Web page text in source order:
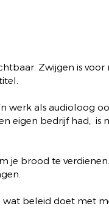
Zwijgen is
werk als audioloog
eigen bedrijf had,
je brood te
beleid doet met